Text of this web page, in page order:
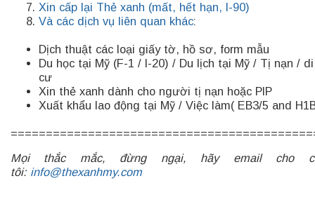
Xin cấp lại Thẻ xanh (mất, hết hạn, I-90)
Và các dịch vụ liên quan khác:
Dịch thuật các loại giấy tờ, hồ sơ, form mẫu
Du học tại Mỹ (F-1 / I-20) / Du lịch tại Mỹ / Tị nạn / di
cư
Xin thẻ xanh dành cho người tị nạn hoặc PIP
Xuất khẩu lao động tại Mỹ / Việc làm( EB3/5 and
Mọi thắc mắc, đừng ngại, hãy email cho
tôi: info@thexanhmy.com